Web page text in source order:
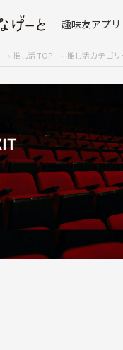
趣味友アプリ
推し活TOP 推し活カテゴ